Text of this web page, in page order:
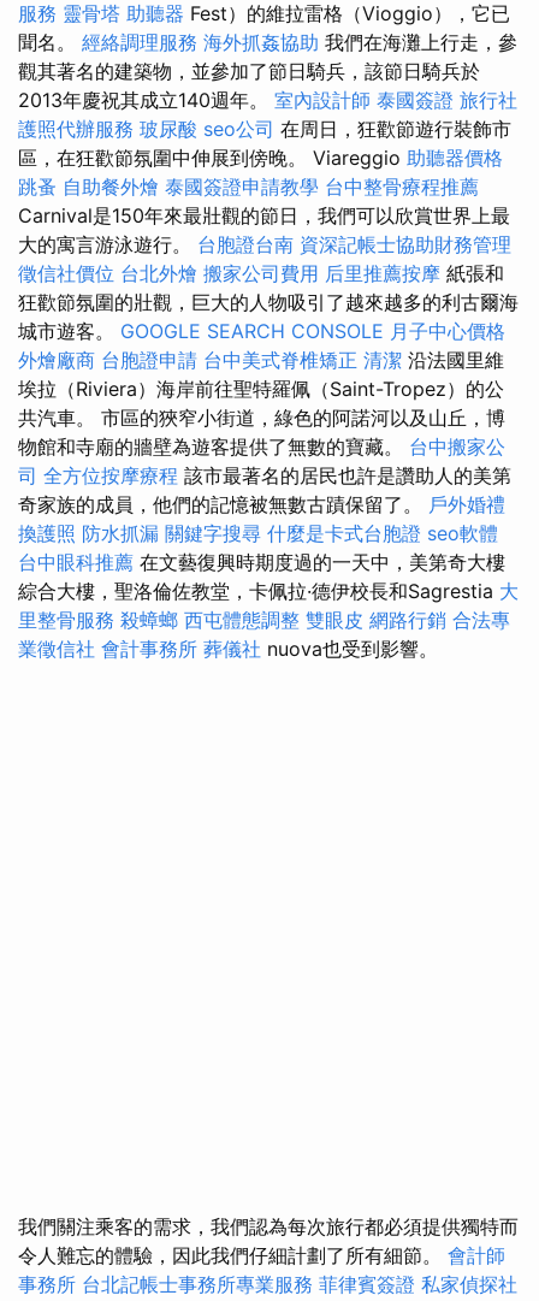
服務 靈骨塔 助聽器 Fest）的維拉雷格（Vioggio），它已
聞名。 經絡調理服務 海外抓姦協助 我們在海灘上行走，參
觀其著名的建築物，並參加了節日騎兵，該節日騎兵於
2013年慶祝其成立140週年。 室內設計師 泰國簽證 旅行社
護照代辦服務 玻尿酸 seo公司 在周日，狂歡節遊行裝飾市
區，在狂歡節氛圍中伸展到傍晚。 Viareggio 助聽器價格
跳蚤 自助餐外燴 泰國簽證申請教學 台中整骨療程推薦
Carnival是150年來最壯觀的節日，我們可以欣賞世界上最
大的寓言游泳遊行。 台胞證台南 資深記帳士協助財務管理
徵信社價位 台北外燴 搬家公司費用 后里推薦按摩 紙張和
狂歡節氛圍的壯觀，巨大的人物吸引了越來越多的利古爾海
城市遊客。 GOOGLE SEARCH CONSOLE 月子中心價格
外燴廠商 台胞證申請 台中美式脊椎矯正 清潔 沿法國里維
埃拉（Riviera）海岸前往聖特羅佩（Saint-Tropez）的公
共汽車。 市區的狹窄小街道，綠色的阿諾河以及山丘，博
物館和寺廟的牆壁為遊客提供了無數的寶藏。 台中搬家公
司 全方位按摩療程 該市最著名的居民也許是讚助人的美第
奇家族的成員，他們的記憶被無數古蹟保留了。 戶外婚禮
換護照 防水抓漏 關鍵字搜尋 什麼是卡式台胞證 seo軟體
台中眼科推薦 在文藝復興時期度過的一天中，美第奇大樓
綜合大樓，聖洛倫佐教堂，卡佩拉·德伊校長和Sagrestia 大
里整骨服務 殺蟑螂 西屯體態調整 雙眼皮 網路行銷 合法專
業徵信社 會計事務所 葬儀社 nuova也受到影響。
我們關注乘客的需求，我們認為每次旅行都必須提供獨特而
令人難忘的體驗，因此我們仔細計劃了所有細節。 會計師
事務所 台北記帳士事務所專業服務 菲律賓簽證 私家偵探社